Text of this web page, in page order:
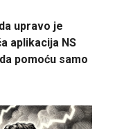
upravo je
aplikacija NS
pomoću samo